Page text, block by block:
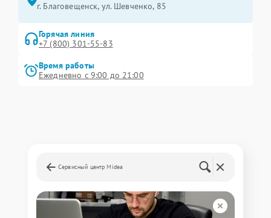
г. Благовещенск, ул. Шевченко, 85
Горячая линия
+7 (800) 301-55-83
Время работы
Ежедневно с 9:00 до 21:00
Сервисный центр Midea